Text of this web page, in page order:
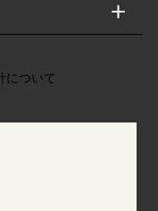
について